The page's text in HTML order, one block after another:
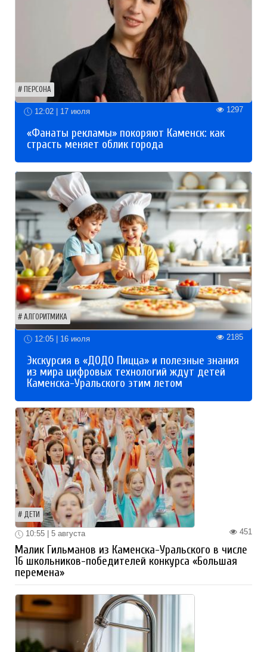
ПЕРСОНА
12:02 | 17 июля 1297
«Фанаты рекламы» покоряют Каменск: как
страсть меняет облик города
АЛГОРИТМИКА
12:05 | 16 июля 2185
Экскурсия в «ДОДО Пицца» и полезные знания
из мира цифровых технологий ждут детей
Каменска-Уральского этим летом
ДЕТИ
451
10:55 | 5 августа
Малик Гильманов из Каменска-Уральского в числе
16 школьников-победителей конкурса «Большая
перемена»